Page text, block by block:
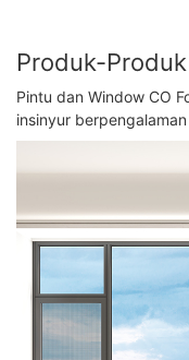
Produk-
Pintu dan Window CO
insinyur berpengalaman